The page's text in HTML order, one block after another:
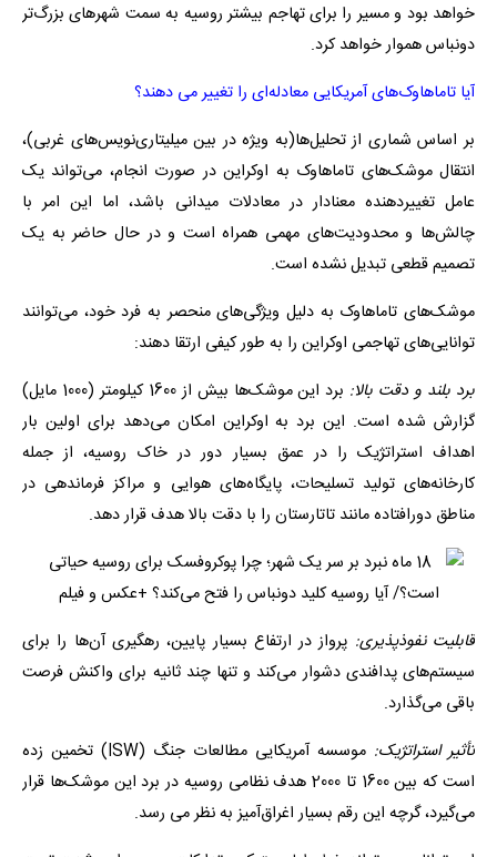
خواهد بود و مسیر را برای تهاجم بیشتر روسیه به سمت شهرهای بزرگ‌تر
دونباس هموار خواهد کرد.
آیا تاماهاوک‌های آمریکایی معادله‌ای را تغییر می دهند؟
بر اساس شماری از تحلیل‌ها(به ویژه در بین میلیتاری‌نویس‌های غربی)،
انتقال موشک‌های تاماهاوک به اوکراین در صورت انجام، می‌تواند یک
عامل تغییردهنده معنادار در معادلات میدانی باشد، اما این امر با
چالش‌ها و محدودیت‌های مهمی همراه است و در حال حاضر به یک
تصمیم قطعی تبدیل نشده است.
موشک‌های تاماهاوک به دلیل ویژگی‌های منحصر به فرد خود، می‌توانند
توانایی‌های تهاجمی اوکراین را به طور کیفی ارتقا دهند:
برد بلند و دقت بالا:
برد این موشک‌ها بیش از 1600 کیلومتر (1000 مایل)
گزارش شده است. این برد به اوکراین امکان می‌دهد برای اولین بار
اهداف استراتژیک را در عمق بسیار دور در خاک روسیه، از جمله
کارخانه‌های تولید تسلیحات، پایگاه‌های هوایی و مراکز فرماندهی در
مناطق دورافتاده مانند تاتارستان را با دقت بالا هدف قرار دهد.
قابلیت نفوذپذیری: پرواز در ارتفاع بسیار پایین، رهگیری آن‌ها را برای
سیستم‌های پدافندی دشوار می‌کند و تنها چند ثانیه برای واکنش فرصت
باقی می‌گذارد.
تأثیر استراتژیک:
موسسه آمریکایی مطالعات جنگ (ISW) تخمین زده
است که بین 1600 تا 2000 هدف نظامی روسیه در برد این موشک‌ها قرار
می‌گیرد، گرچه این رقم بسیار اغراق‌آمیز به نظر می رسد.